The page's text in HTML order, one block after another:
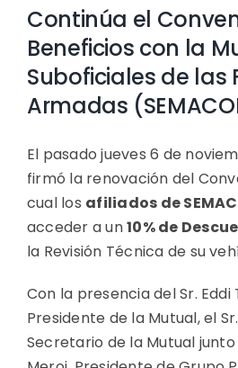
Continúa el
Beneficios con la
Suboficiales de las
Armadas
El pasado jueves 6 de
firmó la renovación del
cual los afiliados de
acceder a un10% de
la Revisión Técnica de su
Con la presencia del Sr. Eddi
Presidente de la Mutual, el
Secretario de la Mutual junto